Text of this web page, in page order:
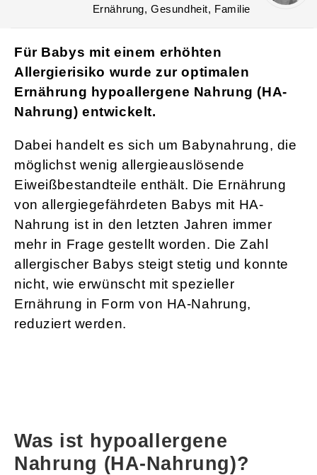
Ernährung, Gesundheit, Familie
Für Babys mit einem erhöhten
Allergierisiko wurde zur optimalen
Ernährung hypoallergene Nahrung (HA-
Nahrung) entwickelt.
Dabei handelt es sich um Babynahrung, die
möglichst wenig allergieauslösende
Eiweißbestandteile enthält. Die Ernährung
von allergiegefährdeten Babys mit HA-
Nahrung ist in den letzten Jahren immer
mehr in Frage gestellt worden. Die Zahl
allergischer Babys steigt stetig und konnte
nicht, wie erwünscht mit spezieller
Ernährung in Form von HA-Nahrung,
reduziert werden.
Was ist hypoallergene
Nahrung (HA-Nahrung)?